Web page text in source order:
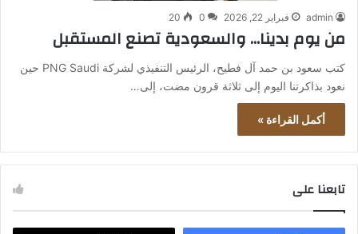
admin فبراير 22, 2026 0
20
من يوم بدينا… والسعودية تصنع المستقبل
كتب سعود بن حمد آل فطيح، الرئيس التنفيذي لشركة PNG Saudi حين
نعود بذاكرتنا اليوم إلى ثلاثة قرون مضت، إلى…
أكمل القراءة »
تابعنا على